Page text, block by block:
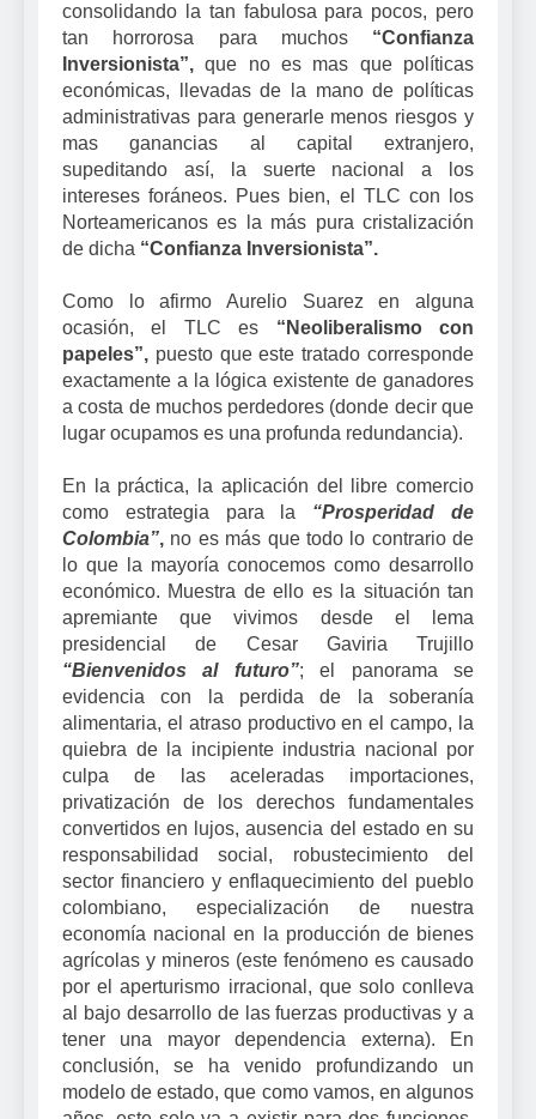
consolidando la tan fabulosa para pocos, pero
tan horrorosa para muchos “Confianza
Inversionista”,que no es mas que políticas
económicas, llevadas de la mano de políticas
administrativas para generarle menos riesgos y
mas ganancias al capital extranjero,
supeditando así, la suerte nacional a los
intereses foráneos. Pues bien, el TLC con los
Norteamericanos es la más pura cristalización
de dicha “Confianza Inversionista”.
Como lo afirmo Aurelio Suarez en alguna
ocasión, el TLC es “Neoliberalismo con
papeles”, puesto que este tratado corresponde
exactamente a la lógica existente de ganadores
a costa de muchos perdedores (donde decir que
lugar ocupamos es una profunda redundancia).
En la práctica, la aplicación del libre comercio
como estrategia para la “Prosperidad de
Colombia”, no es más que todo lo contrario de
lo que la mayoría conocemos como desarrollo
económico. Muestra de ello es la situación tan
apremiante que vivimos desde el lema
presidencial de Cesar Gaviria Trujillo
“Bienvenidos al futuro”; el panorama se
evidencia con la perdida de la soberanía
alimentaria, el atraso productivo en el campo, la
quiebra de la incipiente industria nacional por
culpa de las aceleradas importaciones,
privatización de los derechos fundamentales
convertidos en lujos, ausencia del estado en su
responsabilidad social, robustecimiento del
sector financiero y enflaquecimiento del pueblo
colombiano, especialización de nuestra
economía nacional en la producción de bienes
agrícolas y mineros (este fenómeno es causado
por el aperturismo irracional, que solo conlleva
al bajo desarrollo de las fuerzas productivas y a
tener una mayor dependencia externa). En
conclusión, se ha venido profundizando un
modelo de estado, que como vamos, en algunos